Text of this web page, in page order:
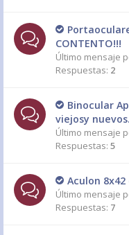
CONTENTO!!!
Último mensaje
Respuestas: 2
Binocular
viejosy
Último mensaje
Respuestas: 5
Aculon
Último mensaje
Respuestas: 7